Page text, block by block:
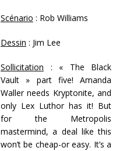
Scénario : Rob Williams
Dessin : Jim Lee
Sollicitation : « The Black
Vault » part five! Amanda
Waller needs Kryptonite, and
only Lex Luthor has it! But
for the Metropolis
mastermind, a deal like this
won’t be cheap-or easy. It’s a